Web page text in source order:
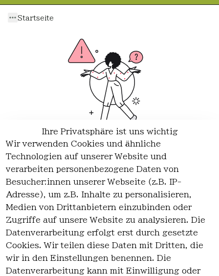
Startseite
Wir haben keine Artikel mehr in dieser Kategorie.
Haben Sie nicht gefunden, was Sie suchen?
Artikel durchsuchen
Ihre Privatsphäre ist uns wichtig
Wir verwenden Cookies und ähnliche
Technologien auf unserer Website und
verarbeiten personenbezogene Daten von
Besucher:innen unserer Webseite (z.B. IP-
Adresse), um z.B. Inhalte zu personalisieren,
Medien von Drittanbietern einzubinden oder
Zugriffe auf unsere Website zu analysieren. Die
Datenverarbeitung erfolgt erst durch gesetzte
Cookies. Wir teilen diese Daten mit Dritten, die
wir in den Einstellungen benennen. Die
Datenverarbeitung kann mit Einwilligung oder
Rechtlich
es
AGB
Impressum
Kontakt
Kontakt
Registrieren